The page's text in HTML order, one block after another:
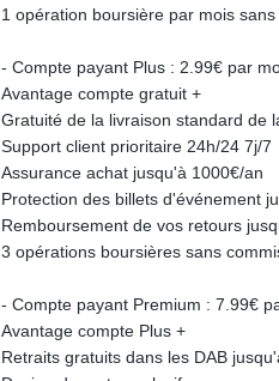
1 opération boursière par mois
- Compte payant Plus : 2.99€ par
Avantage compte gratuit +
Gratuité de la livraison standard de
Support client prioritaire 24h/24 7j/7
Assurance achat jusqu'à 1000€/an
Protection des billets d'événement
Remboursement de vos retours
3 opérations boursières sans
- Compte payant Premium : 7.99€
Avantage compte Plus +
Retraits gratuits dans les DAB